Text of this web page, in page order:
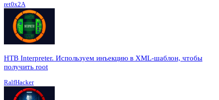
ret0x2A
HTB Interpreter. Используем инъекцию в XML-шаблон, чтобы
получить root
RalfHacker